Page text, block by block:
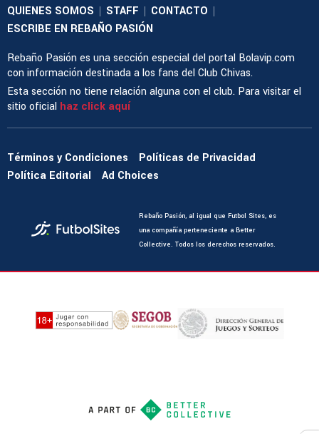
QUIENES SOMOS | STAFF | CONTACTO |
ESCRIBE EN REBAÑO PASIÓN
Rebaño Pasión es una sección especial del portal Bolavip.com
con información destinada a los fans del Club Chivas.
Esta sección no tiene relación alguna con el club. Para visitar el
sitio oficial haz click aquí
Términos y Condiciones
Políticas de Privacidad
Política Editorial
Ad Choices
Rebaño Pasión, al igual que Futbol Sites, es
una compañía perteneciente a Better
Collective. Todos los derechos reservados.